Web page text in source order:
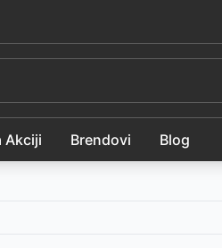
Akciji Brendovi Blog